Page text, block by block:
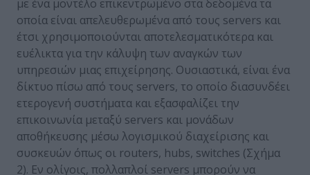
με ένα μοντέλο επικεντρωμένο στα δεδομένα τα
οποία είναι απελευθερωμένα από τους servers και
έτσι χρησιμοποιούνται αποτελεσματικότερα και
ευέλικτα για την κάλυψη των αναγκών των
υπηρεσιών μιας επιχείρησης. Ουσιαστικά, είναι ένα
δίκτυο πίσω από τους servers, το οποίο διασυνδέει
ετερογενή συστήματα και εξασφαλίζει την
επικοινωνία μεταξύ servers και μονάδων
αποθήκευσης μέσω λογισμικού διαχείρισης και
συσκευών όπως οι routers, hubs, switches (Σχήμα
2). Εν ολίγοις, πολλαπλοί servers μπορούν να